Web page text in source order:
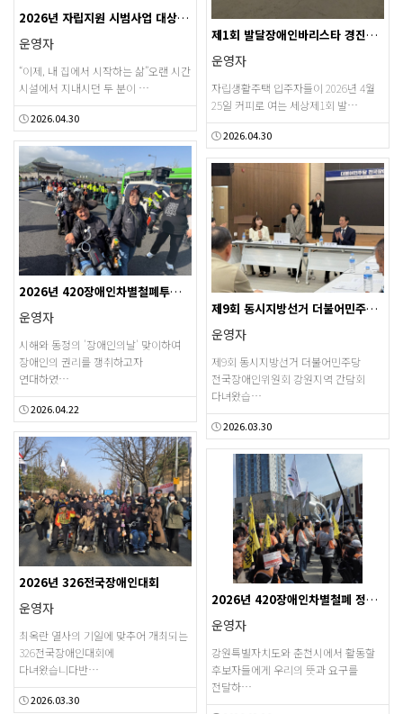
2026년 자립지원 시범사업 대상자 주택 입주 행사
운영자
“이제, 내 집에서 시작하는 삶”오랜 시간
시설에서 지내시던 두 분이 …
2026.04.30
제1회 발달장애인바리스타 경진대회(2026.04.25)
운영자
자립생활주택 입주자들이 2026년 4월
25일 커피로 여는 세상제1회 발…
2026.04.30
2026년 420장애인차별철폐투쟁 결의대회
운영자
시해와 동정의 '장애인의날' 맞이하여
장애인의 권리를 쟁취하고자
연대하였…
2026.04.22
제9회 동시지방선거 더불어민주당 전국장애인위원회 강원지…
운영자
제9회 동시지방선거 더불어민주당
전국장애인위원회 강원지역 간담회
다녀왔습…
2026.03.30
2026년 326전국장애인대회
운영자
최옥란 열사의 기일에 맞추어 개최되는
326전국장애인대회에
다녀왔습니다반…
2026.03.30
2026년 420장애인차별철폐 정책요구안 전달식
운영자
강원특별자치도와 춘천시에서 활동할
후보자들에게 우리의 뜻과 요구를
전달하…